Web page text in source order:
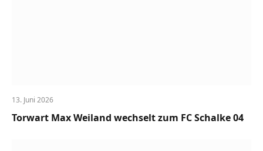
13. Juni 2026
Torwart Max Weiland wechselt zum FC Schalke 04